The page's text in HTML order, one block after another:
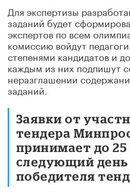
Для экспертизы
заданий будет
экспертов по всем
комиссию войдут
степенями кандидатов и
каждым из них подпишут
неразглашении
заданий.
Заявки от
тендера
принимает до 25
следующий
победителя